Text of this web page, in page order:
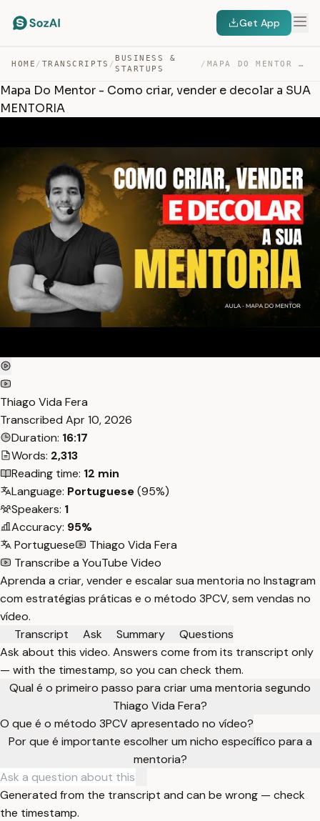
Get App
HOME / TRANSCRIPTS /
BUSINESS &
STARTUPS
/ MAPA DO MENTOR – COMO CRIAR, VENDER E DECOLAR A SUA MEN… — TRANSCRIPT
Mapa Do Mentor - Como criar, vender e decolar a SUA
MENTORIA
Thiago Vida Fera
Transcribed Apr 10, 2026
Duration: 16:17
Words: 2,313
Reading time: 12 min
Language: Portuguese(95%)
Speakers: 1
Accuracy: 95%
Portuguese
Thiago Vida Fera
Transcribe a YouTube Video
Aprenda a criar, vender e escalar sua mentoria no Instagram
com estratégias práticas e o método 3PCV, sem vendas no
vídeo.
Transcript
Ask Summary
Questions
Ask about this video. Answers come from its transcript only
— with the timestamp, so you can check them.
Qual é o primeiro passo para criar uma mentoria segundo
Thiago Vida Fera?
O que é o método 3PCV apresentado no vídeo?
Por que é importante escolher um nicho específico para a
mentoria?
Generated from the transcript and can be wrong — check
the timestamp.